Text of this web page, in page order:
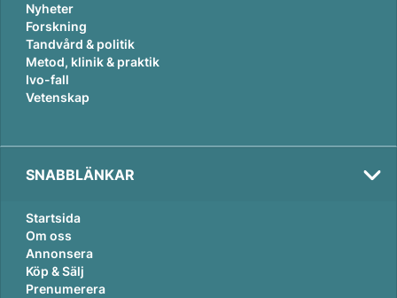
Nyheter
Forskning
Tandvård & politik
Metod, klinik & praktik
Ivo-fall
Vetenskap
SNABBLÄNKAR
Startsida
Om oss
Annonsera
Köp & Sälj
Prenumerera